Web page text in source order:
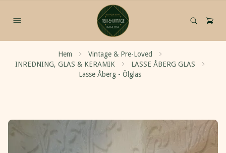
Hem
Vintage & Pre-Loved
INREDNING, GLAS & KERAMIK
LASSE ÅBERG GLAS
Lasse Åberg - Ölglas